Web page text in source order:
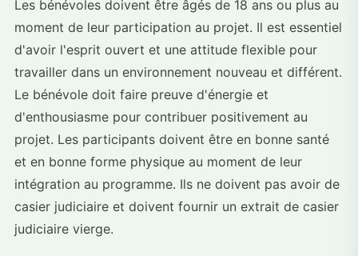
Les bénévoles doivent être âgés de 18 ans ou plus au
moment de leur participation au projet. Il est essentiel
d'avoir l'esprit ouvert et une attitude flexible pour
travailler dans un environnement nouveau et différent.
Le bénévole doit faire preuve d'énergie et
d'enthousiasme pour contribuer positivement au
projet. Les participants doivent être en bonne santé
et en bonne forme physique au moment de leur
intégration au programme. Ils ne doivent pas avoir de
casier judiciaire et doivent fournir un extrait de casier
judiciaire vierge.